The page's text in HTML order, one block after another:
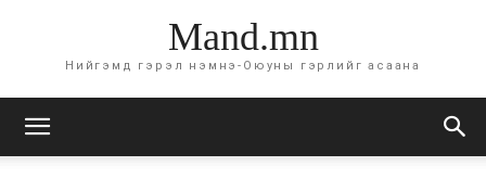
Mand.mn
Нийгэмд гэрэл нэмнэ-Оюуны гэрлийг асаана